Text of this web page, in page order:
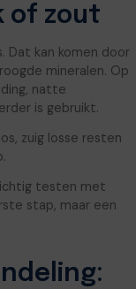
of zout
Dat kan komen door
mineralen. Op
natte
is gebruikt.
zuig losse resten
testen met
stap, maar een